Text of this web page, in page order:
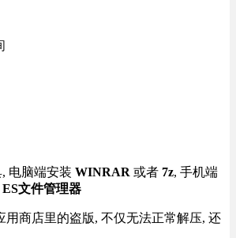
电脑端安装 WINRAR 或者 7z, 手机端
ES文件管理器
用商店里的盗版, 不仅无法正常解压, 还